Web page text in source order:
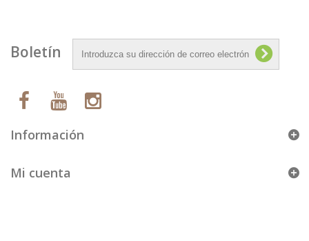
Boletín
Información
Mi cuenta